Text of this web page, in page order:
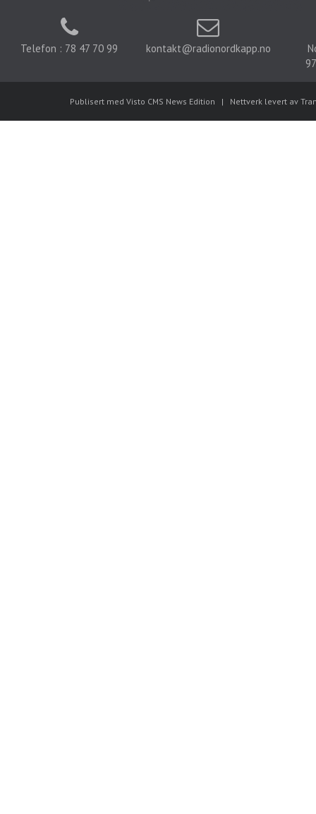
Telefon : 78 47 70 99 kontakt@radionordkapp.no
Publisert med Visto CMS News Edition | Nettverk levert av